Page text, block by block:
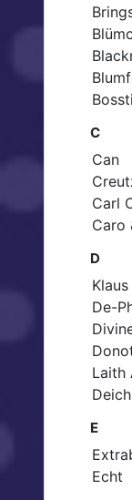
C
Can
Carl
Caro
D
De-
Laith
E
Echt